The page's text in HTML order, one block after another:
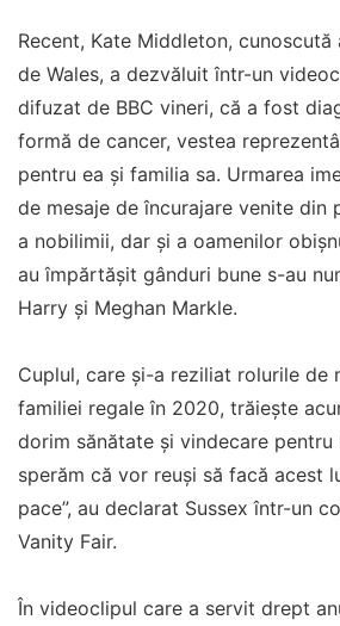
Recent, Kate Middleton, cunoscută
de Wales, a dezvăluit într-un
difuzat de BBC vineri, că a fost
formă de cancer, vestea
pentru ea și familia sa. Urmarea
de mesaje de încurajare venite din
a nobilimii, dar și a oamenilor
au împărtășit gânduri bune s-au
Harry și Meghan Markle.
Cuplul, care și-a reziliat rolurile de
familiei regale în 2020, trăiește
dorim sănătate și vindecare pentru
sperăm că vor reuși să facă acest
pace”, au declarat Sussex într-un
Vanity Fair.
În videoclipul care a servit drept